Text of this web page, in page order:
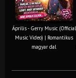
Április - Gerry Music (Official
Music Video) | Romantikus
magyar dal